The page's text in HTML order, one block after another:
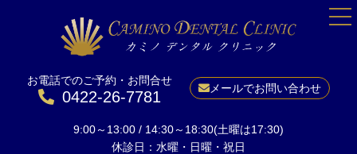
お電話でのご予約・お問合せ
0422-26-7781 メールでお問い合わせ
9:00～13:00 / 14:30～18:30(土曜は17:30)
休診日：水曜・日曜・祝日
HOME
当院について